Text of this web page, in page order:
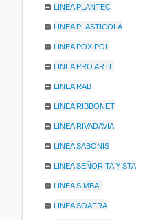
LINEA PLANTEC
LINEA PLASTICOLA
LINEA POXIPOL
LINEA PRO ARTE
LINEA RAB
LINEA RIBBONET
LINEA RIVADAVIA
LINEA SABONIS
LINEA SEÑORITA Y STA
LINEA SIMBAL
LINEA SOAFRA